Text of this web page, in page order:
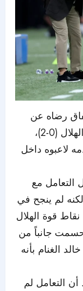
رضاه عن
أداء فريقه رغم الخسارة أمام الهلال (0-2)،
لاعبوه داخل
مع
لم ينجح في
قوة الهلال
حسمت جانباً من
الغنام بأنه
التعامل لم